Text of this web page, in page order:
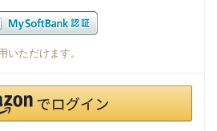
いただけます。